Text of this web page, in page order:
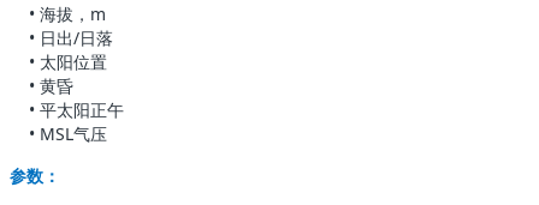
• 海拔，m
• 日出/日落
• 太阳位置
• 黄昏
• 平太阳正午
• MSL气压
参数：